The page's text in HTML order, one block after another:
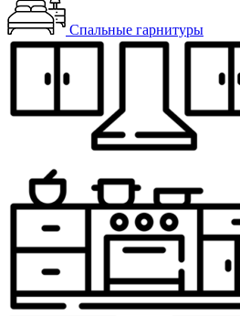
Спальные гарнитуры